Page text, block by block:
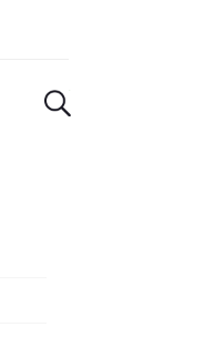
Поиск по сайту